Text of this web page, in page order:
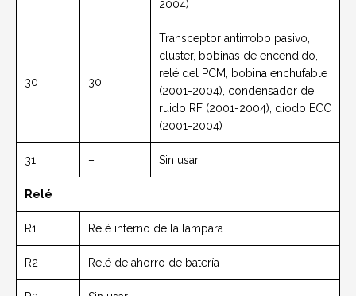
2004)
30 30
Transceptor antirrobo pasivo,
cluster, bobinas de encendido,
relé del PCM, bobina enchufable
(2001-2004), condensador de
ruido RF (2001-2004), diodo ECC
(2001-2004)
31 – Sin usar
Relé
R1 Relé interno de la lámpara
R2 Relé de ahorro de batería